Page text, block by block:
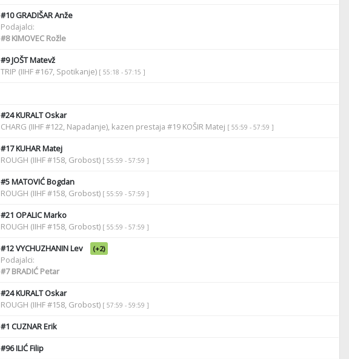
#10GRADIŠAR Anže
Podajalci:
#8KIMOVEC Rožle
#9JOŠT Matevž
TRIP (IIHF #167, Spotikanje) [ 55:18 - 57:15 ]
#24KURALT Oskar
CHARG (IIHF #122, Napadanje), kazen prestaja #19 KOŠIR Matej [ 55:59 - 57:59 ]
#17KUHAR Matej
ROUGH (IIHF #158, Grobost) [ 55:59 - 57:59 ]
#5MATOVIĆ Bogdan
ROUGH (IIHF #158, Grobost) [ 55:59 - 57:59 ]
#21 OPALIC Marko
ROUGH (IIHF #158, Grobost) [ 55:59 - 57:59 ]
#12VYCHUZHANIN Lev (+2)
Podajalci:
#7BRADIĆ Petar
#24KURALT Oskar
ROUGH (IIHF #158, Grobost) [ 57:59 - 59:59 ]
#1 CUZNAR Erik
#96ILIĆ Filip